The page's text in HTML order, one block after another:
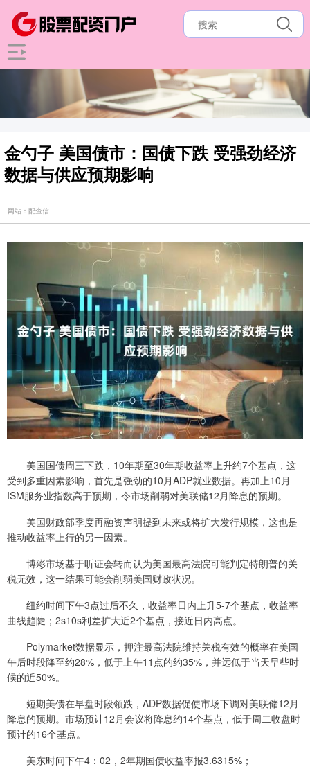
金勺子 美国债市：国债下跌 受强劲经济
数据与供应预期影响
网站：配查信
美国国债周三下跌，10年期至30年期收益率上升约7个基点，这
受到多重因素影响，首先是强劲的10月ADP就业数据。再加上10月
ISM服务业指数高于预期，令市场削弱对美联储12月降息的预期。
美国财政部季度再融资声明提到未来或将扩大发行规模，这也是
推动收益率上行的另一因素。
博彩市场基于听证会转而认为美国最高法院可能判定特朗普的关
税无效，这一结果可能会削弱美国财政状况。
纽约时间下午3点过后不久，收益率日内上升5-7个基点，收益率
曲线趋陡；2s10s利差扩大近2个基点，接近日内高点。
Polymarket数据显示，押注最高法院维持关税有效的概率在美国
午后时段降至约28%，低于上午11点的约35%，并远低于当天早些时
候的近50%。
短期美债在早盘时段领跌，ADP数据促使市场下调对美联储12月
降息的预期。市场预计12月会议将降息约14个基点，低于周二收盘时
预计的16个基点。
美东时间下午4：02，2年期国债收益率报3.6315%；